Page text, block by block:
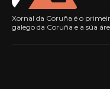
Xornal da Coruña é o
galego da Coruña e a súa